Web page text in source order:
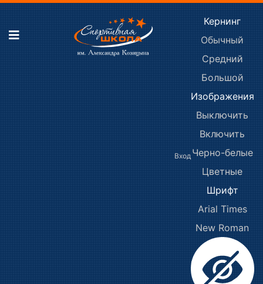
Кернинг
Обычный
Средний
Большой
Изображения
Выключить
Включить
Черно-белые
Цветные
Шрифт
Arial Times
New Roman
Вход